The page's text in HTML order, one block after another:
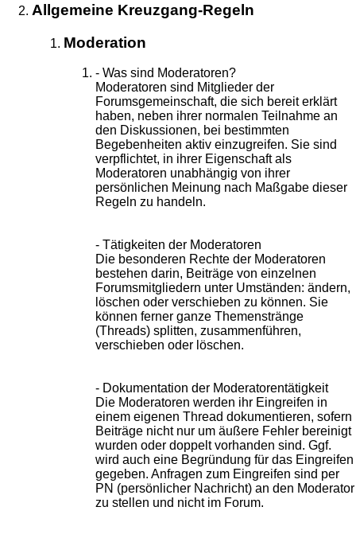
Allgemeine Kreuzgang-Regeln
Moderation
- Was sind Moderatoren?
Moderatoren sind Mitglieder der
Forumsgemeinschaft, die sich bereit erklärt
haben, neben ihrer normalen Teilnahme an
den Diskussionen, bei bestimmten
Begebenheiten aktiv einzugreifen. Sie sind
verpflichtet, in ihrer Eigenschaft als
Moderatoren unabhängig von ihrer
persönlichen Meinung nach Maßgabe dieser
Regeln zu handeln.
- Tätigkeiten der Moderatoren
Die besonderen Rechte der Moderatoren
bestehen darin, Beiträge von einzelnen
Forumsmitgliedern unter Umständen: ändern,
löschen oder verschieben zu können. Sie
können ferner ganze Themenstränge
(Threads) splitten, zusammenführen,
verschieben oder löschen.
- Dokumentation der Moderatorentätigkeit
Die Moderatoren werden ihr Eingreifen in
einem eigenen Thread dokumentieren, sofern
Beiträge nicht nur um äußere Fehler bereinigt
wurden oder doppelt vorhanden sind. Ggf.
wird auch eine Begründung für das Eingreifen
gegeben. Anfragen zum Eingreifen sind per
PN (persönlicher Nachricht) an den Moderator
zu stellen und nicht im Forum.